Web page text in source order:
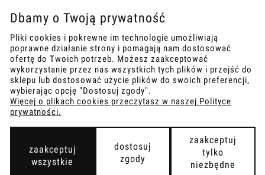
INFO
REGULAMINY
COPYRIGHT © 2021
TEMPISH.WYKONANIE:BOMBARDIER.PRO
Dbamy o Twoją prywatność
Pliki cookies i pokrewne im technologie umożliwiają
poprawne działanie strony i pomagają nam dostosować
ofertę do Twoich potrzeb. Możesz zaakceptować
wykorzystanie przez nas wszystkich tych plików i przejść do
sklepu lub dostosować użycie plików do swoich preferencji,
wybierając opcję "Dostosuj zgody".
Więcej o plikach cookies przeczytasz w naszej Polityce
prywatności.
zaakceptuj
tylko
niezbędne
dostosuj
zgody
zaakceptuj
wszystkie